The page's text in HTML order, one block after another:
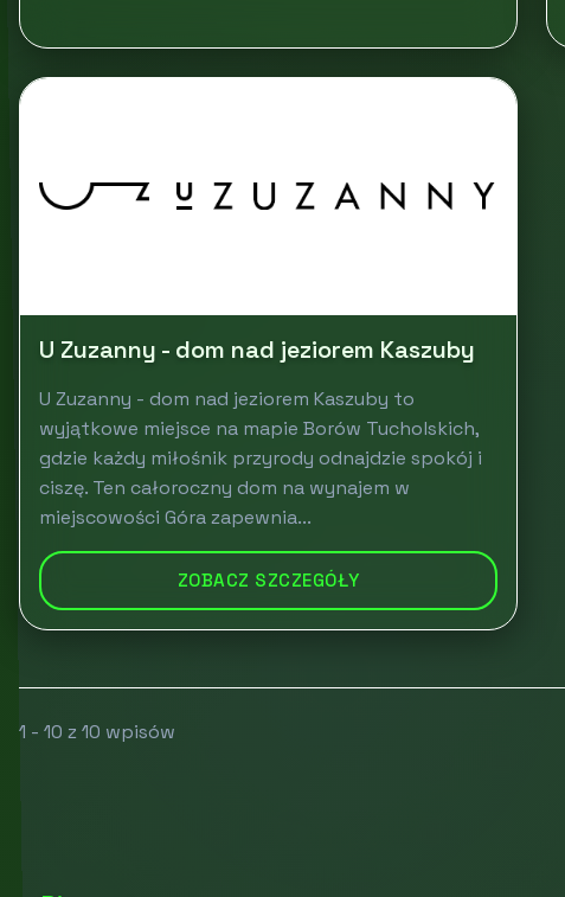
U Zuzanny - dom nad jeziorem Kaszuby
U Zuzanny - dom nad jeziorem Kaszuby to
wyjątkowe miejsce na mapie Borów Tucholskich,
gdzie każdy miłośnik przyrody odnajdzie spokój i
ciszę. Ten całoroczny dom na wynajem w
miejscowości Góra zapewnia...
ZOBACZ SZCZEGÓŁY
1 - 10 z 10 wpisów